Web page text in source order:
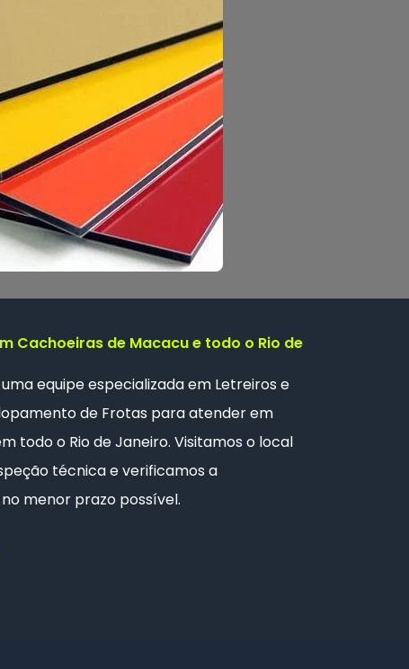
Cachoeiras de Macacu e todo o Rio de
equipe especializadaem Letreiros e
de Frotas para atender em
todo o Rio de Janeiro. Visitamos o local
técnica e verificamos a
menor prazo possível.